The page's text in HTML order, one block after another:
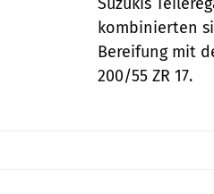
kombinierten
Bereifung mit
200/55 ZR 17.